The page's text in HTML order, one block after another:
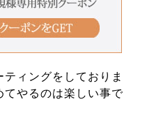
ィングをしておりま
てやるのは楽しい事で